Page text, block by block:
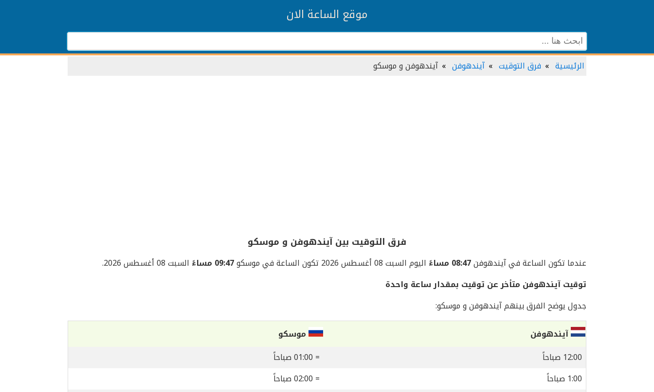
موقع الساعة الان
الرئيسية فرق التوقيت آيندهوفن آيندهوفن و موسكو
فرق التوقيت بين آيندهوفن و موسكو
عندما تكون الساعة في آيندهوفن08:47 مساءً اليوم السبت 08 أغسطس 2026 تكون الساعة في موسكو 09:47 مساءً
السبت 08 أغسطس 2026.
توقيت آيندهوفن متأخر عن توقيت بمقدار ساعة واحدة
جدول يوضح الفرق بينهم آيندهوفن و موسكو:
آيندهوفن
موسكو
12:00 صباحاً
= 01:00 صباحاً
1:00 صباحاً
= 02:00 صباحاً